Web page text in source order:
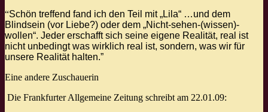
“Schön treffend fand ich den Teil mit „Lila“ …und dem
Blindsein (vor Liebe?) oder dem „Nicht-sehen-(wissen)-
wollen“. Jeder erschafft sich seine eigene Realität, real ist
nicht unbedingt was wirklich real ist, sondern, was wir für
unsere Realität halten.”
Eine andere Zuschauerin
Die Frankfurter Allgemeine Zeitung schreibt am 22.01.09: